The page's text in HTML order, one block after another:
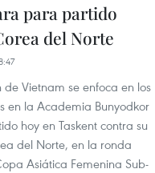
para partido
del Norte
de Vietnam se enfoca en los
en la Academia Bunyodkor
hoy en Taskent contra su
del Norte, en la ronda
Asiática Femenina Sub-